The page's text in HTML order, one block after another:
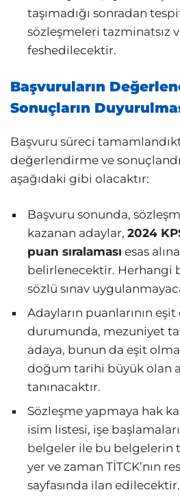
taşımadığı sonradan
sözleşmeleri tazminatsız
feshedilecektir.
Başvuruların
Sonuçların
Başvuru süreci
değerlendirme ve
aşağıdaki gibi olacaktır:
Başvuru sonunda,
kazanan adaylar, 2024
puan sıralaması esas
belirlenecektir. Herhangi
sözlü sınav
Adayların puanlarının eşit
durumunda, mezuniyet
adaya, bunun da eşit
doğum tarihi büyük olan
tanınacaktır.
Sözleşme yapmaya hak
isim listesi, işe
belgeler ile bu belgelerin
yer ve zaman TİTCK’nın
sayfasında ilan edilecektir.